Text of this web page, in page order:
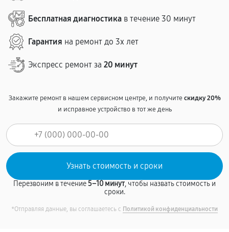
Бесплатная диагностика в течение 30 минут
Гарантия на ремонт до 3х лет
Экспресс ремонт за 20 минут
Закажите ремонт в нашем сервисном центре, и получитескидку 20%
и исправное устройство в тот же день
Перезвоним в течение5–10 минут, чтобы назвать стоимость и
сроки.
*Отправляя данные, вы соглашаетесь с Политикой конфиденциальности